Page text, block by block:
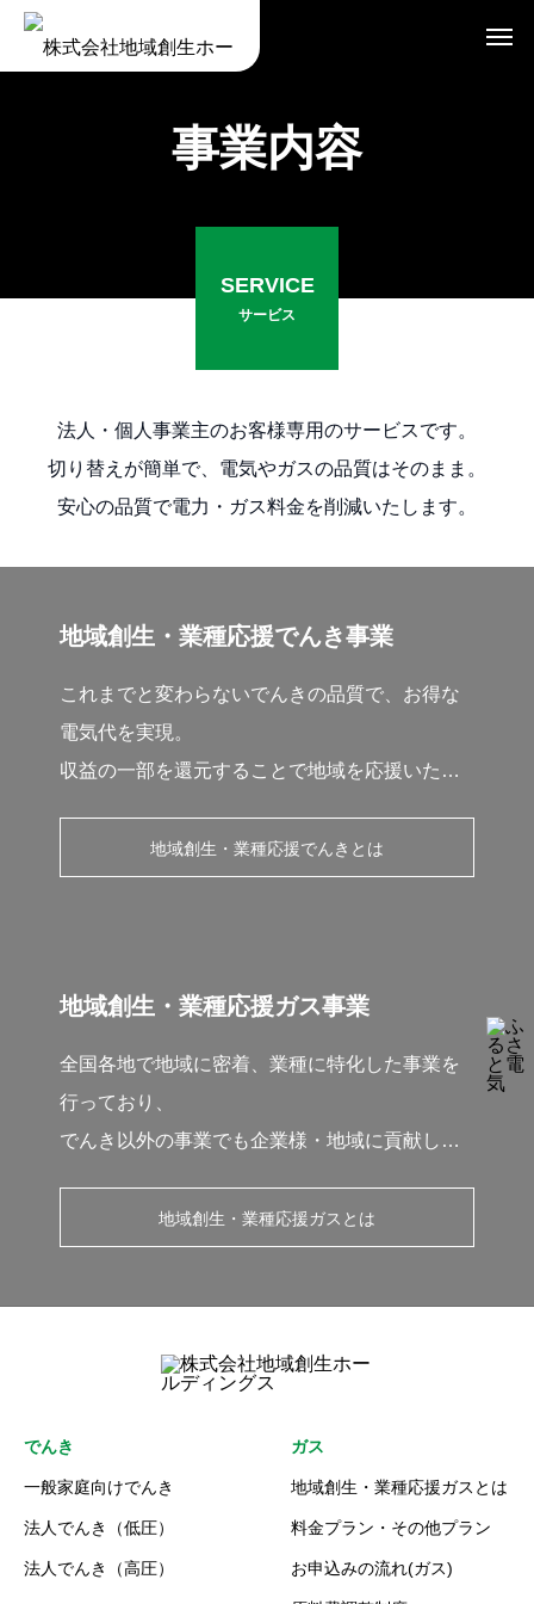
事業内容
SERVICE
サービス
法人・個人事業主のお客様専用のサービスです。
切り替えが簡単で、電気やガスの品質はそのまま。
安心の品質で電力・ガス料金を削減いたします。
地域創生・業種応援でんき事業
これまでと変わらないでんきの品質で、お得な
電気代を実現。
収益の一部を還元することで地域を応援いたし
地域創生・業種応援でんきとは
地域創生・業種応援ガス事業
全国各地で地域に密着、業種に特化した事業を
行っており、
でんき以外の事業でも企業様・地域に貢献して
地域創生・業種応援ガスとは
でんき
一般家庭向けでんき
法人でんき（低圧）
法人でんき（高圧）
ガス
地域創生・業種応援ガスとは
料金プラン・その他プラン
お申込みの流れ(ガス)